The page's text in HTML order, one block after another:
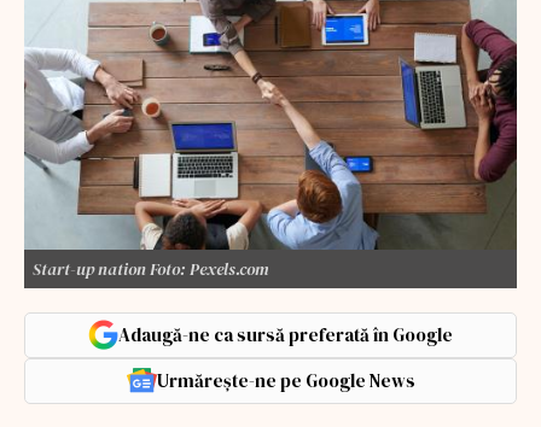
Start-up nation Foto: Pexels.com
Adaugă-ne ca sursă preferată în Google
Urmărește-ne pe Google News